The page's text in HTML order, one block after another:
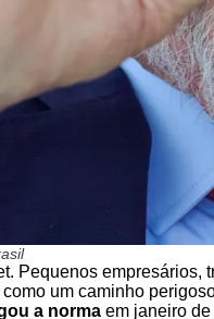
Pequenos empresários,
um caminho
a norma em janeiro de